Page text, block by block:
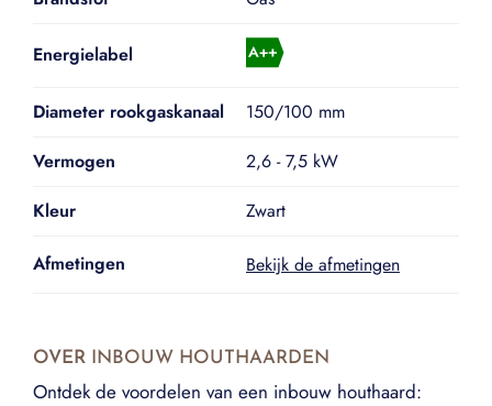
Energielabel
Diameter rookgaskanaal
150/100 mm
Vermogen
2,6 - 7,5 kW
Kleur
Zwart
Afmetingen Bekijk de afmetingen
OVER INBOUW HOUTHAARDEN
Ontdek de voordelen van een inbouw houthaard: